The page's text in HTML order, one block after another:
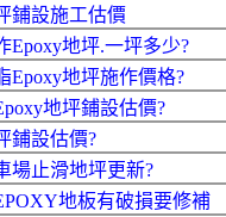
鋪設施工估價
Epoxy地坪.一坪多少?
Epoxy地坪施作價格?
地坪鋪設估價?
鋪設估價?
場止滑地坪更新?
地板有破損要修補